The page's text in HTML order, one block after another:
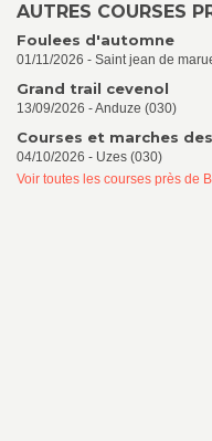
AUTRES COURSES
Foulees d'automne
01/11/2026 - Saint jean de
Grand trail cevenol
13/09/2026 - Anduze (030)
Courses et marches
04/10/2026 - Uzes (030)
Voir toutes les courses près de